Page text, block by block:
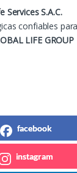
Services S.A.C.
confiables
LIFE GROUP
facebook
instagram